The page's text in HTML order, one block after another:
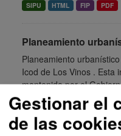
SIPU HTML FIP PDF
Planeamiento
Planeamiento
Icod de Los Vinos . Esta
mantenida por el
la...
SIPU FIP
Gestionar el
de las